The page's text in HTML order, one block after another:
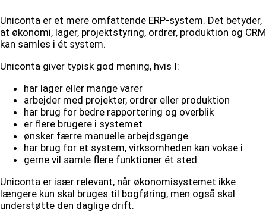
Uniconta er et mere omfattende ERP-system. Det betyder,
at økonomi, lager, projektstyring, ordrer, produktion og CRM
kan samles i ét system.
Uniconta giver typisk god mening, hvis I:
har lager eller mange varer
arbejder med projekter, ordrer eller produktion
har brug for bedre rapportering og overblik
er flere brugere i systemet
ønsker færre manuelle arbejdsgange
har brug for et system, virksomheden kan vokse i
gerne vil samle flere funktioner ét sted
Uniconta er især relevant, når økonomisystemet ikke
længere kun skal bruges til bogføring, men også skal
understøtte den daglige drift.